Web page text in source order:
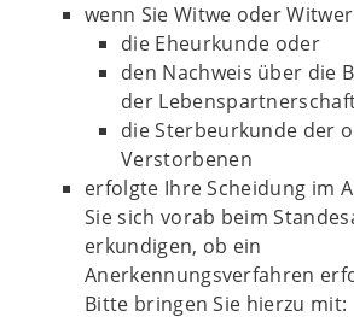
wenn Sie Witwe oder
die Eheurkunde oder
den Nachweis über die
der
die Sterbeurkunde der
Verstorbenen
erfolgte Ihre Scheidung im
Sie sich vorab beim
erkundigen, ob ein
Anerkennungsverfahren
Bitte bringen Sie hierzu mit: